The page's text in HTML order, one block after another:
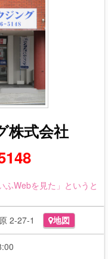
株式会社
Webを見た」というと
2-27-1 地図